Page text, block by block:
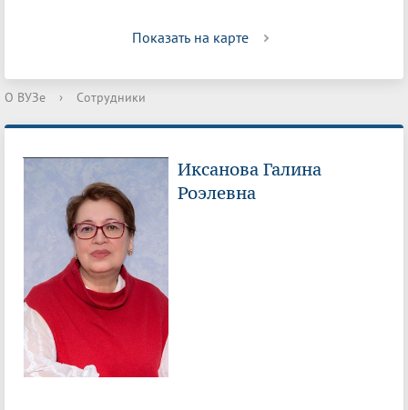
Показать на карте
О ВУЗе › Сотрудники
Иксанова Галина
Роэлевна